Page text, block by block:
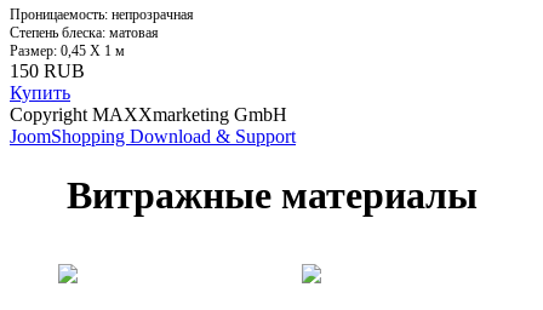
Проницаемость: непрозрачная
Степень блеска: матовая
Размер: 0,45 X 1 м
150 RUB
Купить
Copyright MAXXmarketing GmbH
JoomShopping Download & Support
Витражные материалы